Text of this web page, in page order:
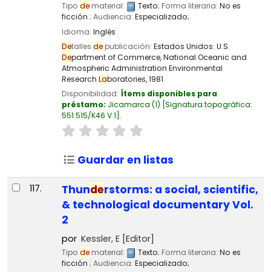
Tipo dematerial: Texto; Forma literaria: No es
ficción ; Audiencia: Especializado;
Idioma: Inglés
Detalles depublicación: Estados Unidos: U.S.
Department of Commerce, National Oceanic and
Atmospheric Administration Environmental
Research Laboratories,1981
Disponibilidad: Ítems disponibles para
préstamo: Jicamarca (1) Signatura topográfica:
551.515/K46 V.1 .
Guardar en listas
117. Thunderstorms: a social, scientific,
& technological documentary Vol.
2
por Kessler, E[Editor]
Tipo dematerial: Texto; Forma literaria: No es
ficción ; Audiencia: Especializado;